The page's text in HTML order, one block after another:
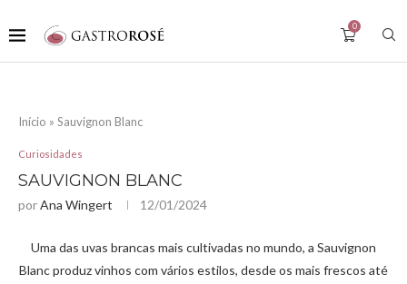
0
Início » Sauvignon Blanc
Curiosidades
SAUVIGNON BLANC
porAna Wingert 12/01/2024
Uma das uvas brancas mais cultivadas no mundo, a Sauvignon
Blanc produz vinhos com vários estilos, desde os mais frescos até